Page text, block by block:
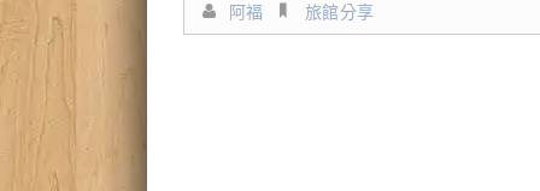
阿福 旅館分享